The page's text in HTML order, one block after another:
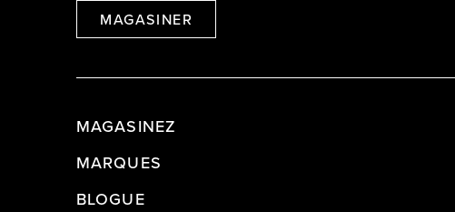
MAGASINER
MAGASINEZ
MARQUES
BLOGUE